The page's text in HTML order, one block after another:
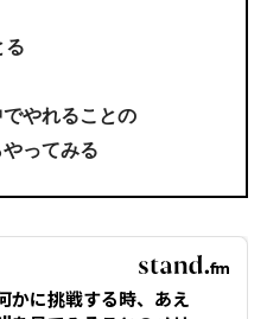
る
やれることの
ってみる